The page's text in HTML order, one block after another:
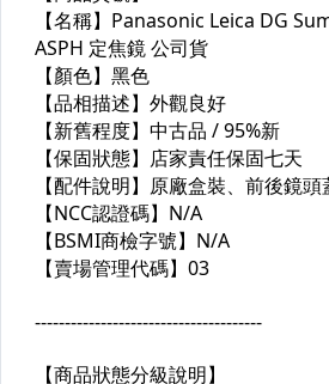
● 消費型數位相機
● 古董相機 / 底片相機
● 空拍機 / 無人機
● 閃光燈 / 攝影燈
● 麥克風 / 錄音介面
● 手持穩定器 / 外接手把
● 電腦繪圖板 / 繪圖螢幕
● 耳機 / 喇叭 / 音響器材